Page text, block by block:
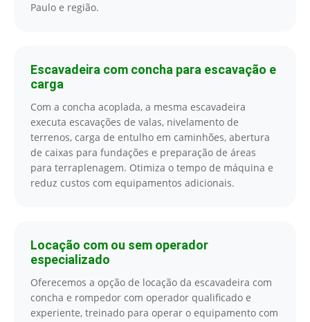
Paulo e região.
Escavadeira com concha para escavação e
carga
Com a concha acoplada, a mesma escavadeira
executa escavações de valas, nivelamento de
terrenos, carga de entulho em caminhões, abertura
de caixas para fundações e preparação de áreas
para terraplenagem. Otimiza o tempo de máquina e
reduz custos com equipamentos adicionais.
Locação com ou sem operador
especializado
Oferecemos a opção de locação da escavadeira com
concha e rompedor com operador qualificado e
experiente, treinado para operar o equipamento com